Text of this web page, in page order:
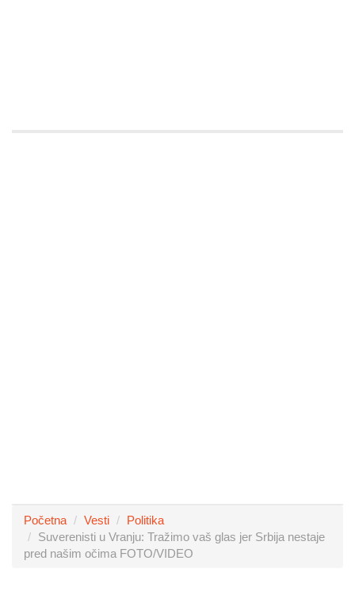
Početna Vesti
Politika
Suverenisti u Vranju: Tražimo vaš glas jer Srbija nestaje
pred našim očima FOTO/VIDEO